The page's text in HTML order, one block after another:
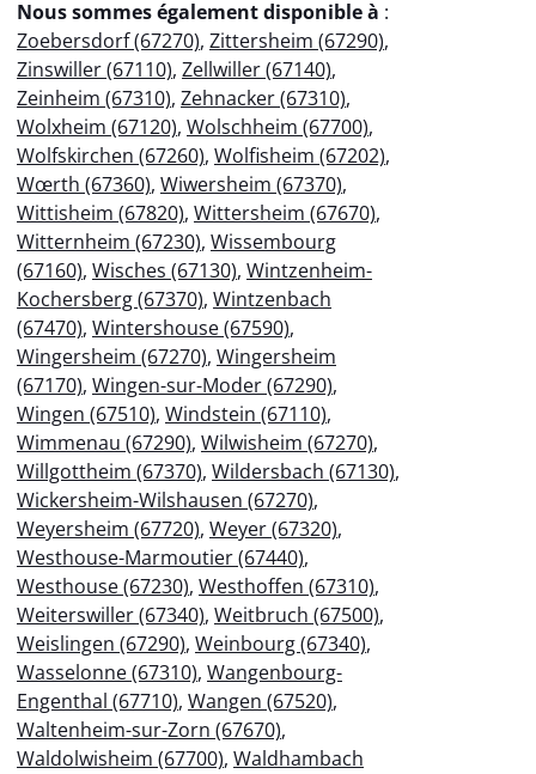
Nous sommes également disponible à :
Zoebersdorf (67270), Zittersheim (67290),
Zinswiller (67110), Zellwiller (67140),
Zeinheim (67310), Zehnacker (67310),
Wolxheim (67120), Wolschheim (67700),
Wolfskirchen (67260), Wolfisheim (67202),
Wœrth (67360), Wiwersheim (67370),
Wittisheim (67820), Wittersheim (67670),
Witternheim (67230), Wissembourg
(67160), Wisches (67130), Wintzenheim-
Kochersberg (67370), Wintzenbach
(67470), Wintershouse (67590),
Wingersheim (67270), Wingersheim
(67170), Wingen-sur-Moder (67290),
Wingen (67510), Windstein (67110),
Wimmenau (67290), Wilwisheim (67270),
Willgottheim (67370), Wildersbach (67130),
Wickersheim-Wilshausen (67270),
Weyersheim (67720), Weyer (67320),
Westhouse-Marmoutier (67440),
Westhouse (67230), Westhoffen (67310),
Weiterswiller (67340), Weitbruch (67500),
Weislingen (67290), Weinbourg (67340),
Wasselonne (67310), Wangenbourg-
Engenthal (67710), Wangen (67520),
Waltenheim-sur-Zorn (67670),
Waldolwisheim (67700), Waldhambach